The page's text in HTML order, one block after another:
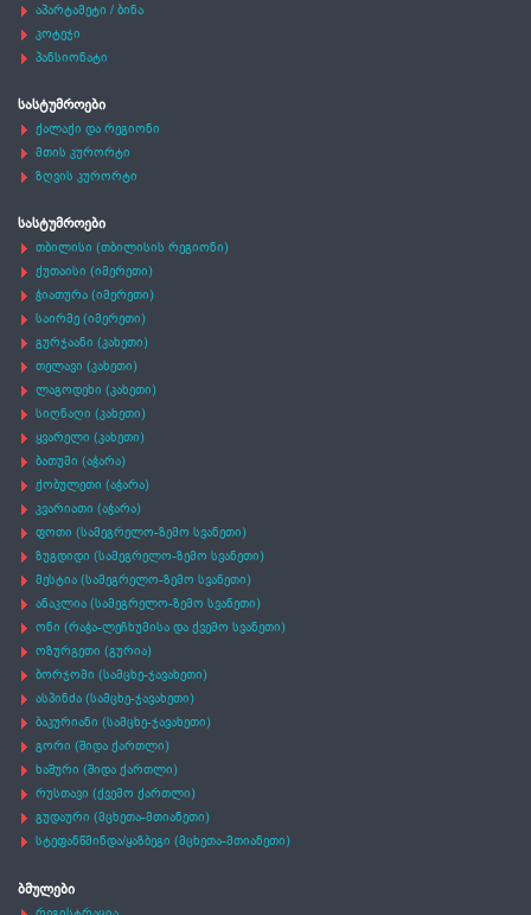
აპარტამეტი / ბინა
კოტეჯი
პანსიონატი
სასტუმროები
ქალაქი და რეგიონი
მთის კურორტი
ზღვის კურორტი
სასტუმროები
თბილისი (თბილისის რეგიონი)
ქუთაისი (იმერეთი)
ჭიათურა (იმერეთი)
საირმე (იმერეთი)
გურჯაანი (კახეთი)
თელავი (კახეთი)
ლაგოდეხი (კახეთი)
სიღნაღი (კახეთი)
ყვარელი (კახეთი)
ბათუმი (აჭარა)
ქობულეთი (აჭარა)
კვარიათი (აჭარა)
ფოთი (სამეგრელო-ზემო სვანეთი)
ზუგდიდი (სამეგრელო-ზემო სვანეთი)
მესტია (სამეგრელო-ზემო სვანეთი)
ანაკლია (სამეგრელო-ზემო სვანეთი)
ონი (რაჭა-ლეჩხუმისა და ქვემო სვანეთი)
ოზურგეთი (გურია)
ბორჯომი (სამცხე-ჯავახეთი)
ასპინძა (სამცხე-ჯავახეთი)
ბაკურიანი (სამცხე-ჯავახეთი)
გორი (შიდა ქართლი)
ხაშური (შიდა ქართლი)
რუსთავი (ქვემო ქართლი)
გუდაური (მცხეთა-მთიანეთი)
სტეფანწმინდა/ყაზბეგი (მცხეთა-მთიანეთი)
ბმულები